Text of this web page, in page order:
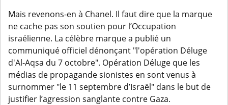
Mais revenons-en à Chanel. Il faut dire que la marque
ne cache pas son soutien pour l’Occupation
israélienne. La célèbre marque a publié un
communiqué officiel dénonçant "l'opération Déluge
d'Al-Aqsa du 7 octobre". Opération Déluge que les
médias de propagande sionistes en sont venus à
surnommer "le 11 septembre d’Israël" dans le but de
justifier l’agression sanglante contre Gaza.